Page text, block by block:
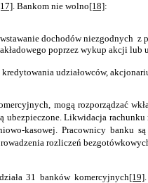
. Bankom nie wolno[18]:
dochodów niezgodnych z
poprzez wykup akcji lub
udziałowców,
mogą rozporządzać
ubezpieczone. Likwidacja
kasowej. Pracownicy banku
rozliczeń
31 banków komercyjnych[19]